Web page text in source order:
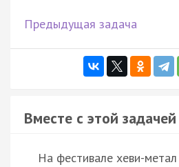
Предыдущая задача
Вместе с этой
На фестивале хеви-